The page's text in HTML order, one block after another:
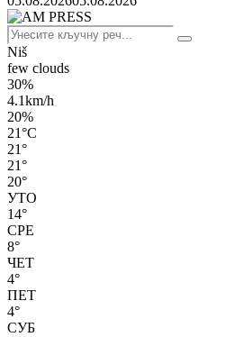
Search
for:
Search
Niš
few clouds
30%
4.1km/h
20%
21°C
21°
21°
20°
УТО
14°
СРЕ
8°
ЧЕТ
4°
ПЕТ
4°
СУБ